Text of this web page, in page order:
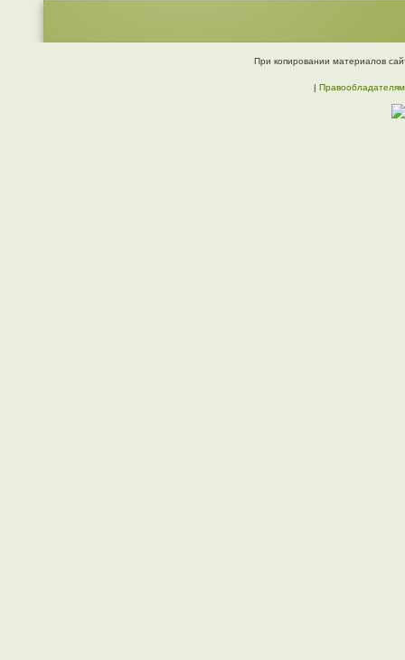
При копировании материалов
| Правообладателям